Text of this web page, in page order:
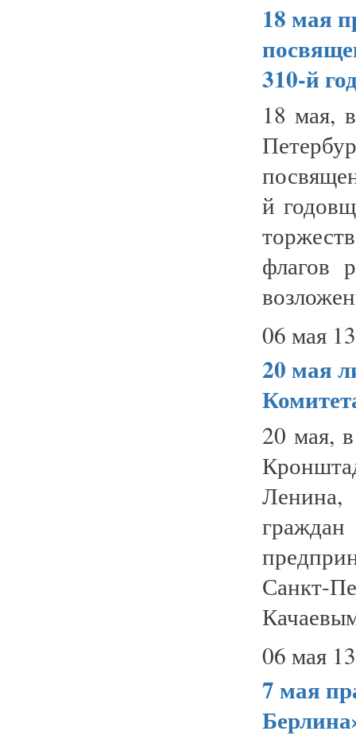
18 мая
310-й
18 мая,
й
флагов
06 мая
20 мая
20 мая,
Санкт-
06 мая
7 мая